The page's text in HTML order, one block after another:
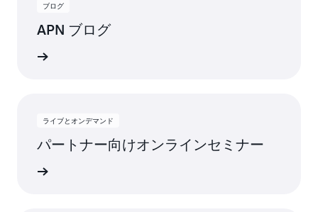
ブログ
APN ブログ
ライブとオンデマンド
パートナー向けオンラインセミナー